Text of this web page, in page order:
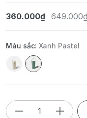
360.000₫
Màu sắc: Xanh Pastel